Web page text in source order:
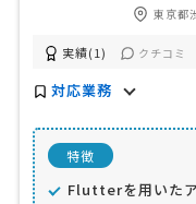
東京都
実績(1) クチコミ
対応業務
特徴
Flutterを用いた